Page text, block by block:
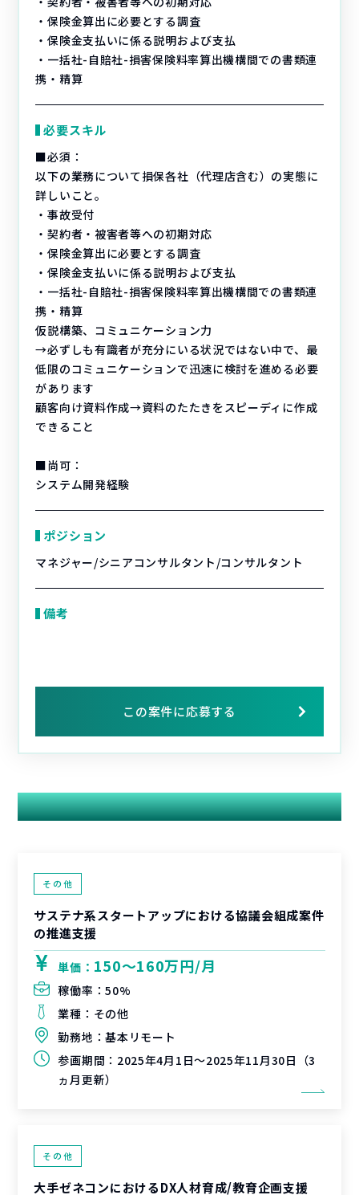
・保険金算出に必要とする調査
・保険金支払いに係る説明および支払
・一括社-自賠社-損害保険料率算出機構間での書類連
携・精算
必要スキル
■必須：
以下の業務について損保各社（代理店含む）の実態に
詳しいこと。
・事故受付
・契約者・被害者等への初期対応
・保険金算出に必要とする調査
・保険金支払いに係る説明および支払
・一括社-自賠社-損害保険料率算出機構間での書類連
携・精算
仮説構築、コミュニケーション力
→必ずしも有識者が充分にいる状況ではない中で、最
低限のコミュニケーションで迅速に検討を進める必要
があります
顧客向け資料作成→資料のたたきをスピーディに作成
できること
■尚可：
システム開発経験
ポジション
マネジャー/シニアコンサルタント/コンサルタント
備考
この案件に応募する
関連する案件
その他
サステナ系スタートアップにおける協議会組成案件
の推進支援
単価： 150〜160万円/月
稼働率：50%
業種： その他
勤務地：基本リモート
参画期間： 2025年4月1日～2025年11月30日（3
ヵ月更新）
その他
大手ゼネコンにおけるDX人材育成/教育企画支援